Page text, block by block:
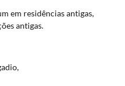
em residências antigas,
antigas.